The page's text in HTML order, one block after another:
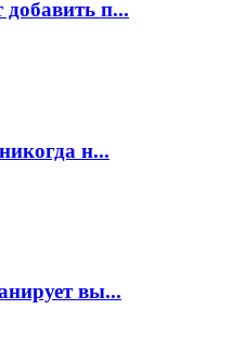
добавить п...
н...
вы...